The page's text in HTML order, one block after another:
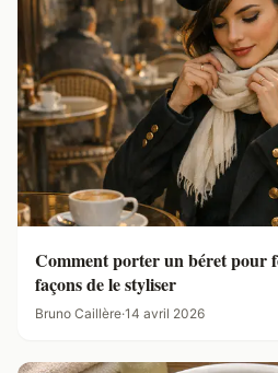
Comment porter un béret pour
façons de le styliser
Bruno Caillère·14 avril 2026